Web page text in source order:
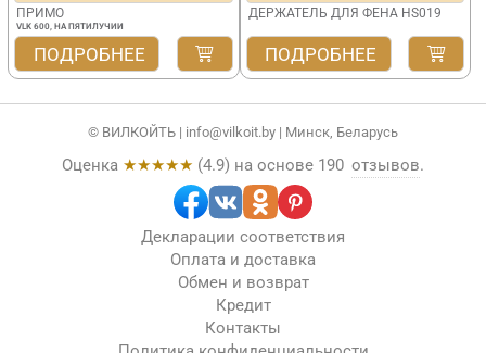
ПРИМО
VLK 600, НА ПЯТИЛУЧИИ
ПОДРОБНЕЕ
ДЕРЖАТЕЛЬ ДЛЯ ФЕНА HS019
ПОДРОБНЕЕ
© ВИЛКОЙТЬ | info@vilkoit.by | Минск, Беларусь
Оценка ★★★★★ (4.9) на основе 190 отзывов.
Декларации соответствия
Оплата и доставка
Обмен и возврат
Кредит
Контакты